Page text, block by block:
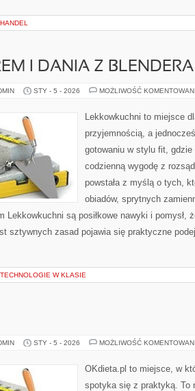
HANDEL
I DANIA Z BLENDERA
STY - 5 - 2026 MOŻLIWOŚĆ
Lekkowkuchni to miejsce
przyjemnością, a
gotowaniu w stylu fit, gdzie
codzienną wygodę z
powstała z myślą o tych,
obiadów, sprytnych
Lekkowkuchni są posiłkowe nawyki i pomysł,
sztywnych zasad pojawia się praktyczne
TECHNOLOGIE W KLASIE
STY - 5 - 2026 MOŻLIWOŚĆ
OKdieta.pl to miejsce, w
spotyka się z praktyką. To